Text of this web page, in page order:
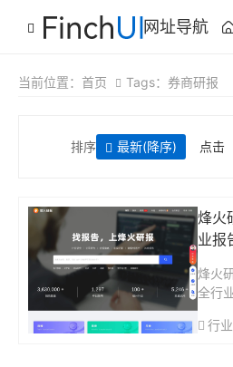
网址导航
当前位置： 首页 Tags：券商研报
排序 最新(降序) 点击
烽火
业报
烽火
全行
搜索
行